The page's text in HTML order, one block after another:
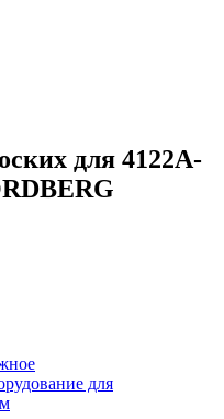
для 4122A-
для